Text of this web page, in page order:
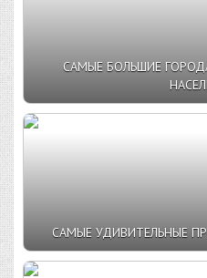
САМЫЕ БОЛЬШИЕ
САМЫЕ УДИВИТЕЛЬНЫЕ